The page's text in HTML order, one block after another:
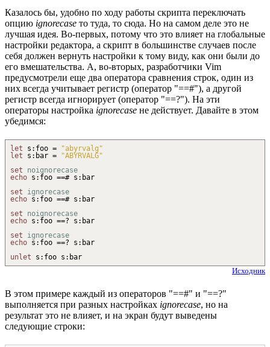
Казалось бы, удобно по ходу работы скрипта переключать
опцию ignorecase то туда, то сюда. Но на самом деле это не
лучшая идея. Во-первых, потому что это влияет на глобальные
настройки редактора, а скрипт в большинстве случаев после
себя должен вернуть настройки к тому виду, как они были до
его вмешательства. А, во-вторых, разработчики Vim
предусмотрели еще два оператора сравнения строк, один из
них всегда учитывает регистр (оператор "==#"), а другой
регистр всегда игнорирует (оператор "==?"). На эти
операторы настройка ignorecase не действует. Давайте в этом
убедимся:
let s : foo =
"abyrvalg"
let s : bar =
"ABYRVALG"
set
noignorecase
echo s : foo ==# s : bar
set
ignorecase
echo s : foo ==# s : bar
set
noignorecase
echo s : foo ==? s : bar
set
ignorecase
echo s : foo ==? s : bar
unlet s : foo s : bar
Исходник
В этом примере каждый из операторов "==#" и "==?"
выполняется при разных настройках ignorecase, но на
результат это не влияет, и на экран будут выведены
следующие строки: